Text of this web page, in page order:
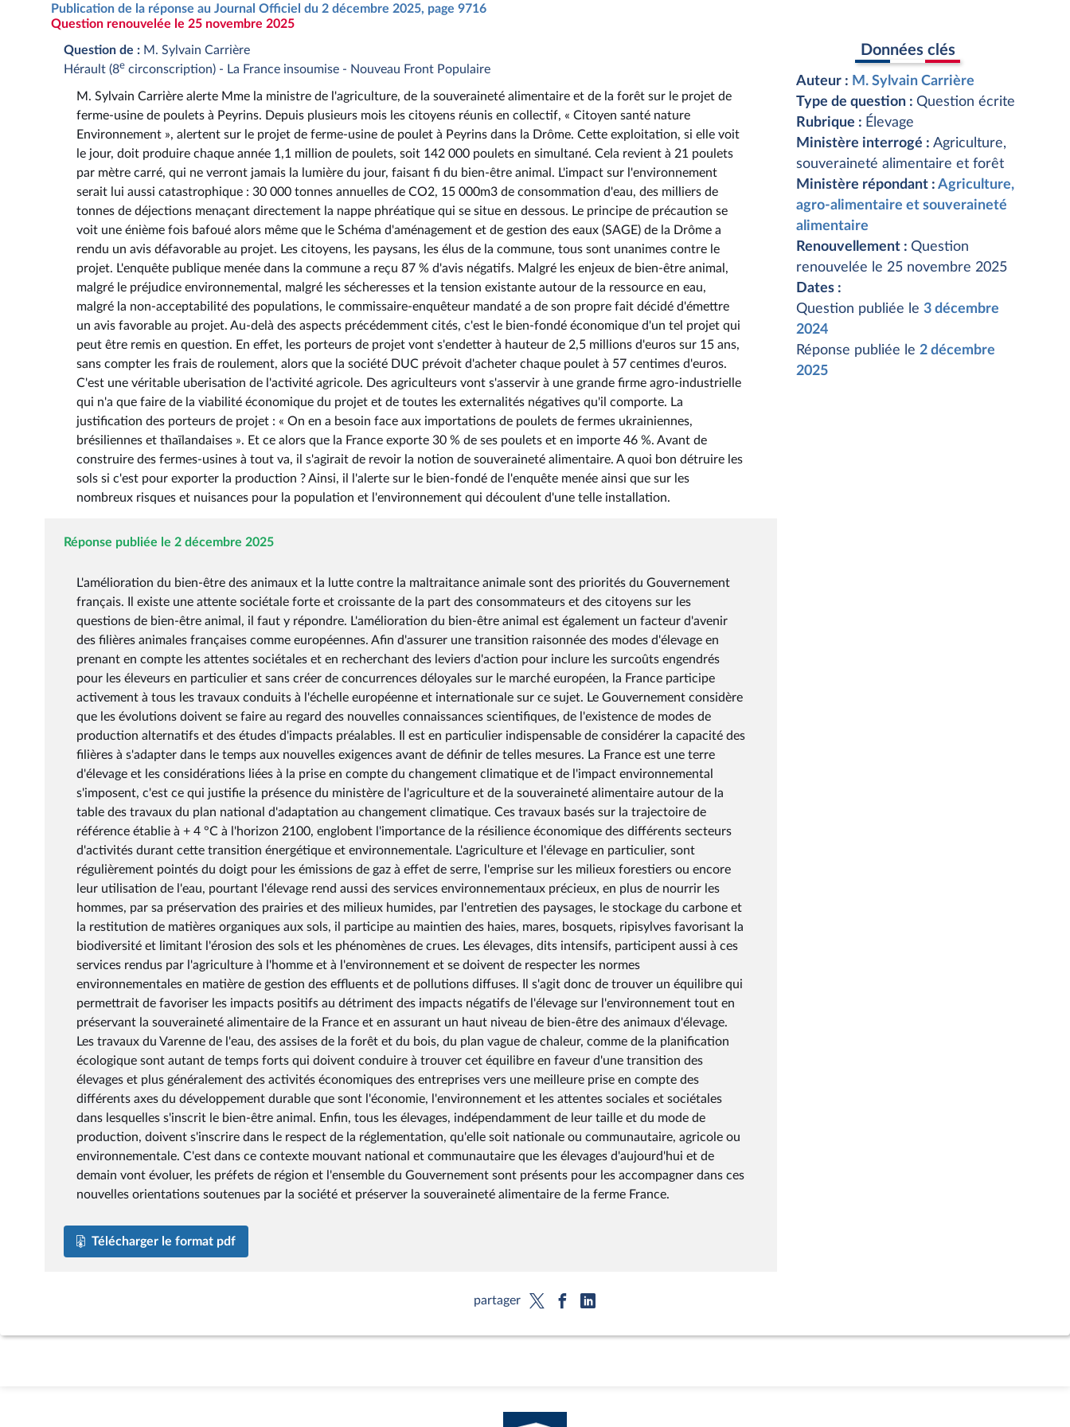
Publication de la réponse au Journal Officiel du 2 décembre 2025, page 9716
Question renouvelée le 25 novembre 2025
Question de : M. Sylvain Carrière
Hérault (8e circonscription) - La France insoumise - Nouveau Front Populaire
M. Sylvain Carrière alerte Mme la ministre de l'agriculture, de la souveraineté alimentaire et de la forêt sur le projet de
ferme-usine de poulets à Peyrins. Depuis plusieurs mois les citoyens réunis en collectif, « Citoyen santé nature
Environnement », alertent sur le projet de ferme-usine de poulet à Peyrins dans la Drôme. Cette exploitation, si elle voit
le jour, doit produire chaque année 1,1 million de poulets, soit 142 000 poulets en simultané. Cela revient à 21 poulets
par mètre carré, qui ne verront jamais la lumière du jour, faisant fi du bien-être animal. L'impact sur l'environnement
serait lui aussi catastrophique : 30 000 tonnes annuelles de CO2, 15 000m3 de consommation d'eau, des milliers de
tonnes de déjections menaçant directement la nappe phréatique qui se situe en dessous. Le principe de précaution se
voit une énième fois bafoué alors même que le Schéma d'aménagement et de gestion des eaux (SAGE) de la Drôme a
rendu un avis défavorable au projet. Les citoyens, les paysans, les élus de la commune, tous sont unanimes contre le
projet. L'enquête publique menée dans la commune a reçu 87 % d'avis négatifs. Malgré les enjeux de bien-être animal,
malgré le préjudice environnemental, malgré les sécheresses et la tension existante autour de la ressource en eau,
malgré la non-acceptabilité des populations, le commissaire-enquêteur mandaté a de son propre fait décidé d'émettre
un avis favorable au projet. Au-delà des aspects précédemment cités, c'est le bien-fondé économique d'un tel projet qui
peut être remis en question. En effet, les porteurs de projet vont s'endetter à hauteur de 2,5 millions d'euros sur 15 ans,
sans compter les frais de roulement, alors que la société DUC prévoit d'acheter chaque poulet à 57 centimes d'euros.
C'est une véritable uberisation de l'activité agricole. Des agriculteurs vont s'asservir à une grande firme agro-industrielle
qui n'a que faire de la viabilité économique du projet et de toutes les externalités négatives qu'il comporte. La
justification des porteurs de projet : « On en a besoin face aux importations de poulets de fermes ukrainiennes,
brésiliennes et thaïlandaises ». Et ce alors que la France exporte 30 % de ses poulets et en importe 46 %. Avant de
construire des fermes-usines à tout va, il s'agirait de revoir la notion de souveraineté alimentaire. A quoi bon détruire les
sols si c'est pour exporter la production ? Ainsi, il l'alerte sur le bien-fondé de l'enquête menée ainsi que sur les
nombreux risques et nuisances pour la population et l'environnement qui découlent d'une telle installation.
Réponse publiée le 2 décembre 2025
L'amélioration du bien-être des animaux et la lutte contre la maltraitance animale sont des priorités du Gouvernement
français. Il existe une attente sociétale forte et croissante de la part des consommateurs et des citoyens sur les
questions de bien-être animal, il faut y répondre. L'amélioration du bien-être animal est également un facteur d'avenir
des filières animales françaises comme européennes. Afin d'assurer une transition raisonnée des modes d'élevage en
prenant en compte les attentes sociétales et en recherchant des leviers d'action pour inclure les surcoûts engendrés
pour les éleveurs en particulier et sans créer de concurrences déloyales sur le marché européen, la France participe
activement à tous les travaux conduits à l'échelle européenne et internationale sur ce sujet. Le Gouvernement considère
que les évolutions doivent se faire au regard des nouvelles connaissances scientifiques, de l'existence de modes de
production alternatifs et des études d'impacts préalables. Il est en particulier indispensable de considérer la capacité des
filières à s'adapter dans le temps aux nouvelles exigences avant de définir de telles mesures. La France est une terre
d'élevage et les considérations liées à la prise en compte du changement climatique et de l'impact environnemental
s'imposent, c'est ce qui justifie la présence du ministère de l'agriculture et de la souveraineté alimentaire autour de la
table des travaux du plan national d'adaptation au changement climatique. Ces travaux basés sur la trajectoire de
référence établie à + 4 °C à l'horizon 2100, englobent l'importance de la résilience économique des différents secteurs
d'activités durant cette transition énergétique et environnementale. L'agriculture et l'élevage en particulier, sont
régulièrement pointés du doigt pour les émissions de gaz à effet de serre, l'emprise sur les milieux forestiers ou encore
leur utilisation de l'eau, pourtant l'élevage rend aussi des services environnementaux précieux, en plus de nourrir les
hommes, par sa préservation des prairies et des milieux humides, par l'entretien des paysages, le stockage du carbone et
la restitution de matières organiques aux sols, il participe au maintien des haies, mares, bosquets, ripisylves favorisant la
biodiversité et limitant l'érosion des sols et les phénomènes de crues. Les élevages, dits intensifs, participent aussi à ces
services rendus par l'agriculture à l'homme et à l'environnement et se doivent de respecter les normes
environnementales en matière de gestion des effluents et de pollutions diffuses. Il s'agit donc de trouver un équilibre qui
permettrait de favoriser les impacts positifs au détriment des impacts négatifs de l'élevage sur l'environnement tout en
préservant la souveraineté alimentaire de la France et en assurant un haut niveau de bien-être des animaux d'élevage.
Les travaux du Varenne de l'eau, des assises de la forêt et du bois, du plan vague de chaleur, comme de la planification
écologique sont autant de temps forts qui doivent conduire à trouver cet équilibre en faveur d'une transition des
élevages et plus généralement des activités économiques des entreprises vers une meilleure prise en compte des
différents axes du développement durable que sont l'économie, l'environnement et les attentes sociales et sociétales
dans lesquelles s'inscrit le bien-être animal. Enfin, tous les élevages, indépendamment de leur taille et du mode de
production, doivent s'inscrire dans le respect de la réglementation, qu'elle soit nationale ou communautaire, agricole ou
environnementale. C'est dans ce contexte mouvant national et communautaire que les élevages d'aujourd'hui et de
demain vont évoluer, les préfets de région et l'ensemble du Gouvernement sont présents pour les accompagner dans ces
nouvelles orientations soutenues par la société et préserver la souveraineté alimentaire de la ferme France.
Télécharger le format pdf
Données clés
Auteur : M. Sylvain Carrière
Type de question : Question écrite
Rubrique : Élevage
Ministère interrogé : Agriculture,
souveraineté alimentaire et forêt
Ministère répondant : Agriculture,
agro-alimentaire et souveraineté
alimentaire
Renouvellement : Question
renouvelée le 25 novembre 2025
Dates :
Question publiée le 3 décembre
2024
Réponse publiée le 2 décembre
2025
partager